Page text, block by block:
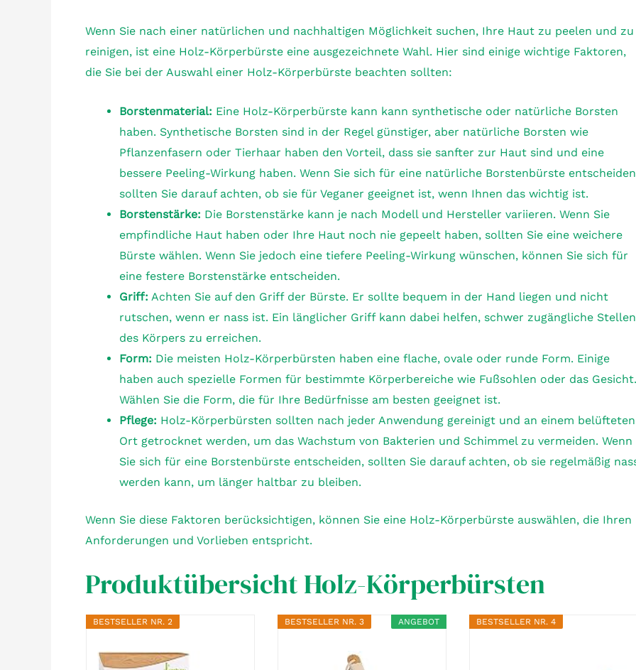
Wenn Sie nach einer natürlichen und nachhaltigen Möglichkeit suchen, Ihre Haut zu peelen und zu
reinigen, ist eine Holz-Körperbürste eine ausgezeichnete Wahl. Hier sind einige wichtige Faktoren,
die Sie bei der Auswahl einer Holz-Körperbürste beachten sollten:
Borstenmaterial: Eine Holz-Körperbürste kann kann synthetische oder natürliche Borsten
haben. Synthetische Borsten sind in der Regel günstiger, aber natürliche Borsten wie
Pflanzenfasern oder Tierhaar haben den Vorteil, dass sie sanfter zur Haut sind und eine
bessere Peeling-Wirkung haben. Wenn Sie sich für eine natürliche Borstenbürste
sollten Sie darauf achten, ob sie für Veganer geeignet ist, wenn Ihnen das wichtig ist.
Borstenstärke: Die Borstenstärke kann je nach Modell und Hersteller variieren. Wenn Sie
empfindliche Haut haben oder Ihre Haut noch nie gepeelt haben, sollten Sie eine weichere
Bürste wählen. Wenn Sie jedoch eine tiefere Peeling-Wirkung wünschen, können Sie sich für
eine festere Borstenstärke entscheiden.
Griff: Achten Sie auf den Griff der Bürste. Er sollte bequem in der Hand liegen und nicht
rutschen, wenn er nass ist. Ein länglicher Griff kann dabei helfen, schwer zugängliche Stellen
des Körpers zu erreichen.
Form: Die meisten Holz-Körperbürsten haben eine flache, ovale oder runde Form. Einige
haben auch spezielle Formen für bestimmte Körperbereiche wie Fußsohlen oder das Gesicht.
Wählen Sie die Form, die für Ihre Bedürfnisse am besten geeignet ist.
Pflege: Holz-Körperbürsten sollten nach jeder Anwendung gereinigt und an einem belüfteten
Ort getrocknet werden, um das Wachstum von Bakterien und Schimmel zu vermeiden. Wenn
Sie sich für eine Borstenbürste entscheiden, sollten Sie darauf achten, ob sie regelmäßig
werden kann, um länger haltbar zu bleiben.
Wenn Sie diese Faktoren berücksichtigen, können Sie eine Holz-Körperbürste auswählen, die Ihren
Anforderungen und Vorlieben entspricht.
Produktübersicht Holz-Körperbürsten
BESTSELLER NR. 2 ANGEBOT
BESTSELLER NR. 3 BESTSELLER NR. 4